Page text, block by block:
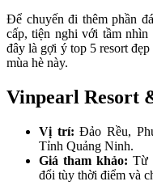
Để chuyến đi thêm phần
cấp, tiện nghi với tầm
đây là gợi ý top 5 resort
mùa hè này.
Vinpearl Resort
Vị trí: Đảo Rều,
Tỉnh Quảng Ninh.
Giá tham khảo: Từ
đổi tùy thời điểm và